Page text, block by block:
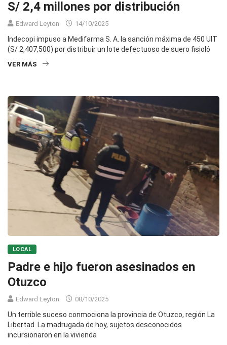
S/ 2,4 millones por distribución
Edward Leyton 14/10/2025
Indecopi impuso a Medifarma S. A. la sanción máxima de 450 UIT
(S/ 2,407,500) por distribuir un lote defectuoso de suero fisioló
VER MÁS
LOCAL
Padre e hijo fueron asesinados en
Otuzco
Edward Leyton 08/10/2025
Un terrible suceso conmociona la provincia de Otuzco, región La
Libertad. La madrugada de hoy, sujetos desconocidos
incursionaron en la vivienda